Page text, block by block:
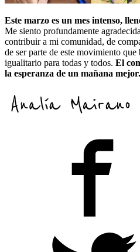
Este marzo es un mes intenso,
Me siento profundamente
contribuir a mi comunidad, de
de ser parte de este movimiento
igualitario para todas y todos. El
la esperanza de un mañana mejor.